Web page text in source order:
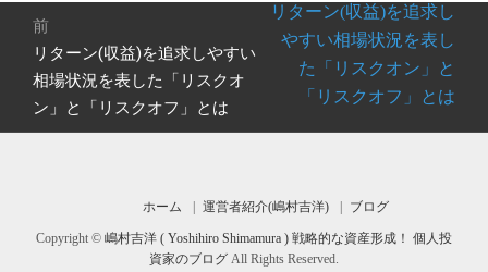
リターン(収益)を追求し
やすい相場状況を表し
た「リスクオン」と
「リスクオフ」とは
前
前
の
投
稿:
リターン(収益)を追求しやすい
相場状況を表した「リスクオ
ン」と「リスクオフ」とは
ホーム 運営者紹介(嶋村吉洋) ブログ
Copyright © 嶋村吉洋 ( Yoshihiro Shimamura ) 戦略的な資産形成！ 個人投
資家のブログ All Rights Reserved.